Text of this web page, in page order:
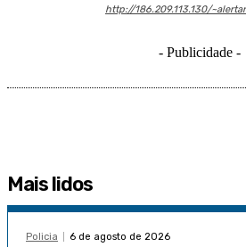
http://186.209.113.130/
- Publicidade -
Mais lidos
Policia 6 de agosto de 2026